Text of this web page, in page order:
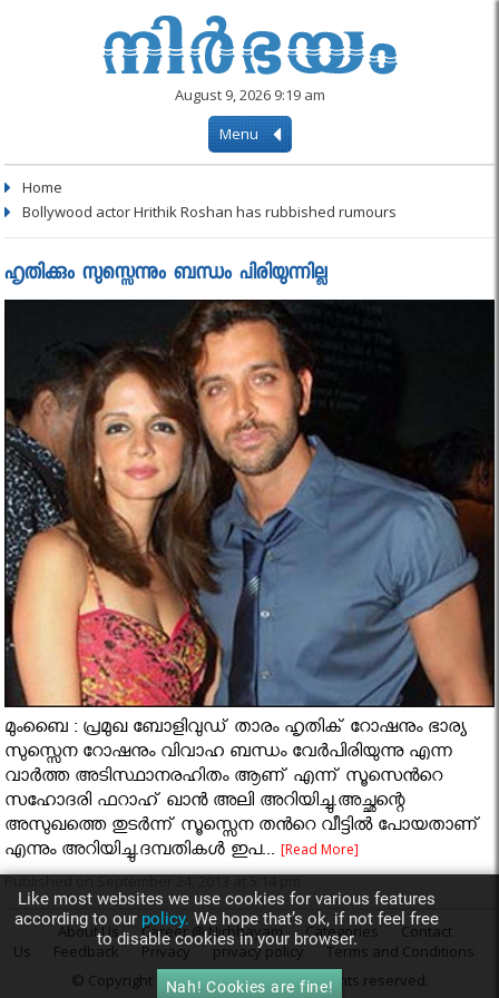
August 9, 2026 9:19 am
Menu
Home
Bollywood actor Hrithik Roshan has rubbished rumours
ഹൃതിക്കും സുസ്സെന്നും ബന്ധം പിരിയുന്നില്ല
മുംബൈ : പ്രമുഖ ബോളിവുഡ് താരം ഹൃതിക് റോഷനും ഭാര്യ
സുസ്സെന റോഷനും വിവാഹ ബന്ധം വേർപിരിയുന്നു എന്ന
വാർത്ത‍ അടിസ്ഥാനരഹിതം ആണ് എന്ന് സൂസെൻറെ
സഹോദരി ഫറാഹ് ഖാൻ അലി അറിയിച്ചു.അച്ഛന്റെ
അസുഖത്തെ തുടർന്ന് സൂസ്സെന തൻറെ വീട്ടിൽ പോയതാണ്
എന്നും അറിയിച്ചു.ദമ്പതികൾ ഇപ...[Read More]
Published on September 24, 2013 at 5:14 pm
About Us Career @ Nirbhayam Categories
Contact
Us
Feedback Privacy privacy policy
Terms and Conditions
© Copyright 2013Nirbhayam.com . All rights reserved.
Like most websites we use cookies for various features
according to our policy. We hope that’s ok, if not feel free
to disable cookies in your browser.
Nah! Cookies are fine!